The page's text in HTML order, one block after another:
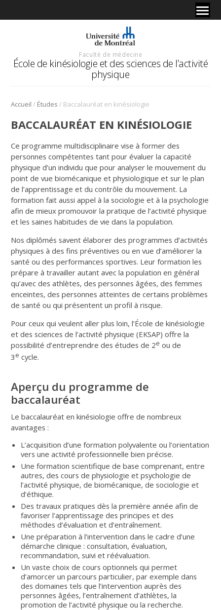
Faculté de médecine
École de kinésiologie et des sciences de l’activité
physique
Accueil / Études / Baccalauréat en kinésiologie
BACCALAURÉAT EN KINÉSIOLOGIE
Ce programme multidisciplinaire vise à former des
personnes compétentes tant pour évaluer la capacité
physique d’un individu que pour analyser le mouvement du
point de vue biomécanique et physiologique et sur le plan
de l’apprentissage et du contrôle du mouvement. La
formation fait aussi appel à la sociologie et à la psychologie
afin de mieux promouvoir la pratique de l’activité physique
et les saines habitudes de vie dans la population.
Nos diplômés savent élaborer des programmes d’activités
physiques à des fins préventives ou en vue d’améliorer la
santé ou des performances sportives. Leur formation les
prépare à travailler autant avec la population en général
qu’avec des athlètes, des personnes âgées, des femmes
enceintes, des personnes atteintes de certains problèmes
de santé ou qui présentent un profil à risque.
Pour ceux qui veulent aller plus loin, l’École de kinésiologie
et des sciences de l’activité physique (EKSAP) offre la
possibilité d’entreprendre des études de 2e ou de
3e cycle.
Aperçu du programme de
baccalauréat
Le baccalauréat en kinésiologie offre de nombreux
avantages :
L’acquisition d’une formation polyvalente ou l’orientation
vers une activité professionnelle bien précise.
Une formation scientifique de base comprenant, entre
autres, des cours de physiologie et psychologie de
l’activité physique, de biomécanique, de sociologie et
d’éthique.
Des travaux pratiques dès la première année afin de
favoriser l’apprentissage des principes et des
méthodes d’évaluation et d’entraînement.
Une préparation à l’intervention dans le cadre d’une
démarche clinique : consultation, évaluation,
recommandation, suivi et réévaluation.
Un vaste choix de cours optionnels qui permet
d’amorcer un parcours particulier, par exemple dans
des domaines tels que l’intervention auprès des
personnes âgées, l’entraînement d’athlètes, la
promotion de l’activité physique ou la recherche.